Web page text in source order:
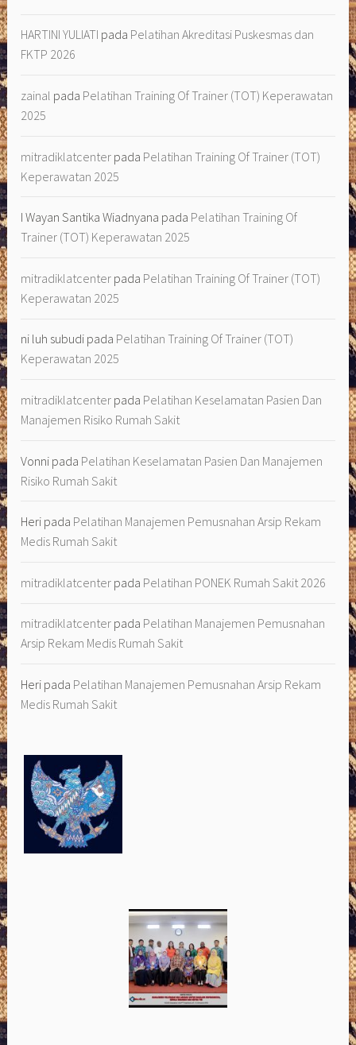
HARTINI YULIATI pada Pelatihan Akreditasi Puskesmas dan
FKTP 2026
zainal pada Pelatihan Training Of Trainer (TOT) Keperawatan
2025
mitradiklatcenter pada Pelatihan Training Of Trainer (TOT)
Keperawatan 2025
I Wayan Santika Wiadnyana pada Pelatihan Training Of
Trainer (TOT) Keperawatan 2025
mitradiklatcenter pada Pelatihan Training Of Trainer (TOT)
Keperawatan 2025
ni luh subudi pada Pelatihan Training Of Trainer (TOT)
Keperawatan 2025
mitradiklatcenter pada Pelatihan Keselamatan Pasien Dan
Manajemen Risiko Rumah Sakit
Vonni pada Pelatihan Keselamatan Pasien Dan Manajemen
Risiko Rumah Sakit
Heri pada Pelatihan Manajemen Pemusnahan Arsip Rekam
Medis Rumah Sakit
mitradiklatcenter pada Pelatihan PONEK Rumah Sakit 2026
mitradiklatcenter pada Pelatihan Manajemen Pemusnahan
Arsip Rekam Medis Rumah Sakit
Heri pada Pelatihan Manajemen Pemusnahan Arsip Rekam
Medis Rumah Sakit